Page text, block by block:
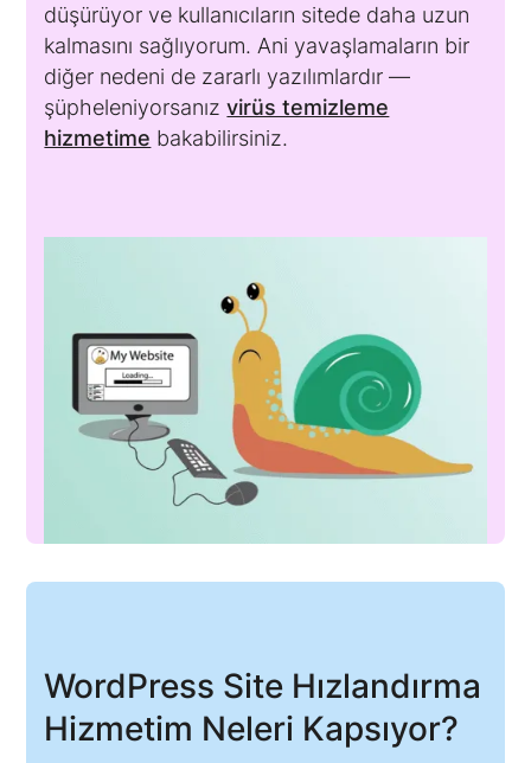
düşürüyor ve kullanıcıların sitede daha uzun
kalmasını sağlıyorum. Ani yavaşlamaların bir
diğer nedeni de zararlı yazılımlardır —
şüpheleniyorsanızvirüs temizleme
hizmetime bakabilirsiniz.
WordPress Site Hızlandırma
Hizmetim Neleri Kapsıyor?